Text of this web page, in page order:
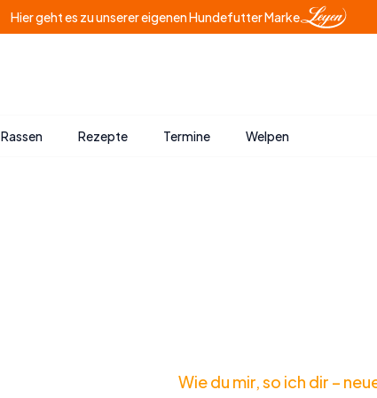
Hier geht es zu unserer eigenen Hundefutter Marke
Rassen Rezepte Termine Welpen
Wie du mir, so ich dir –